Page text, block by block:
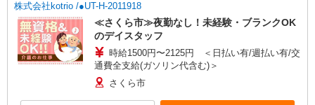
株式会社kotrio /●UT-H-2011918
≪さくら市≫夜勤なし！未経験・ブランクOK
のデイスタッフ
時給1500円〜2125円 ＜日払い有/週払い有/交
通費全支給(ガソリン代含む)＞
さくら市